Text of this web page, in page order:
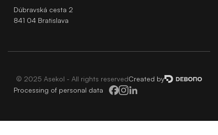
Dúbravská cesta 2
841 04 Bratislava
© 2025 Asekol - All rights reservedCreated by
Processing of personal data